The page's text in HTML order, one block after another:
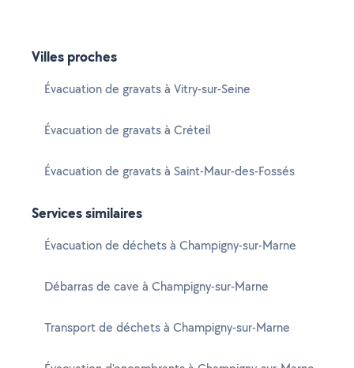
Villes proches
Évacuation de gravats à Vitry-sur-Seine
Évacuation de gravats à Créteil
Évacuation de gravats à Saint-Maur-des-Fossés
Services similaires
Évacuation de déchets à Champigny-sur-Marne
Débarras de cave à Champigny-sur-Marne
Transport de déchets à Champigny-sur-Marne